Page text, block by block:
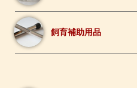
飼育補助用品